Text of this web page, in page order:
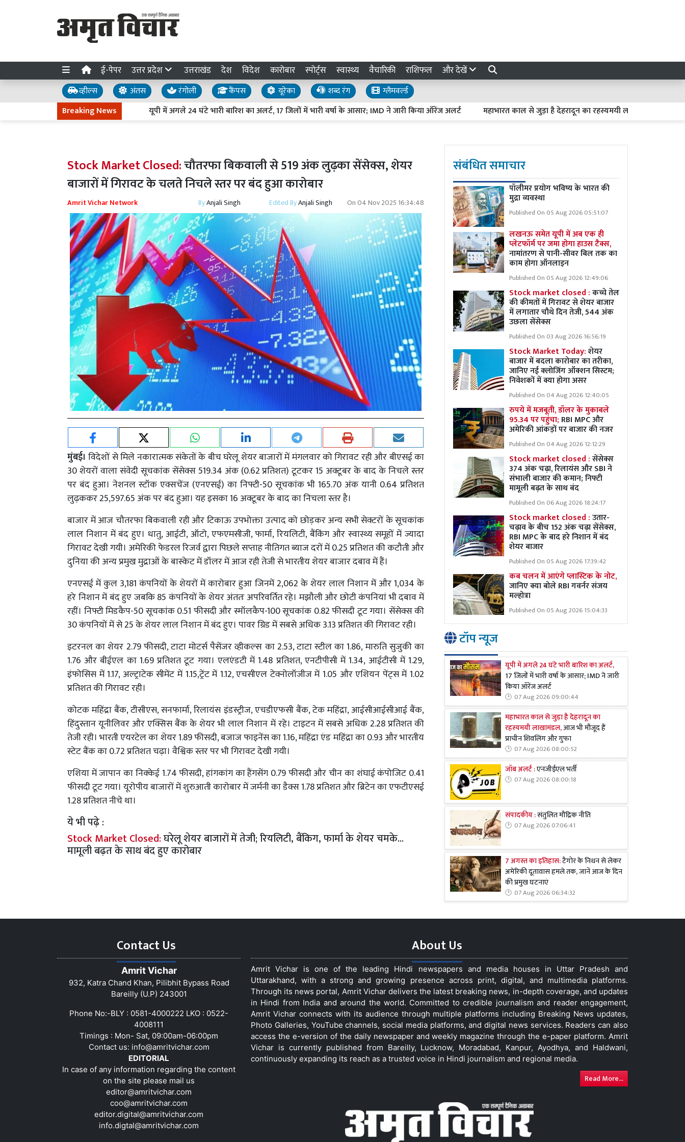
ई-पेपर उत्तर प्रदेश उत्तराखंड देश विदेश कारोबार स्पोर्ट्स स्वास्थ्य वैचारिकी राशिफल और देखें
व्हील्स अंतस रंगोली कैंपस यूरेका शब्द रंग
ग्लैमवर्ल्ड
Breaking News
यूपी में अगले 24 घंटे भारी बारिश का अलर्ट, 17 जिलों में भारी वर्षा के आसार; IMD ने जारी किया ऑरेंज अलर्ट महाभारत काल से जुड़ा है देहरादून का रहस्यमयी लाखामंडल, आज भी मौजूद
Stock Market Closed:चौतरफा बिकवाली से 519 अंक लुढ़का सेंसेक्स, शेयर
बाजारों में गिरावट के चलते निचले स्तर पर बंद हुआ कारोबार
Amrit Vichar Network ByAnjali Singh Edited ByAnjali Singh On04 Nov 2025 16:34:48
मुंबई।विदेशों से मिले नकारात्मक संकेतों के बीच घरेलू शेयर बाजारों में मंगलवार को गिरावट रही और बीएसई का
30 शेयरों वाला संवेदी सूचकांक सेंसेक्स 519.34 अंक (0.62 प्रतिशत) टूटकर 15 अक्टूबर के बाद के निचले स्तर
पर बंद हुआ। नेशनल स्टॉक एक्सचेंज (एनएसई) का निफ्टी-50 सूचकांक भी 165.70 अंक यानी 0.64 प्रतिशत
लुढ़ककर 25,597.65 अंक पर बंद हुआ। यह इसका 16 अक्टूबर के बाद का निचला स्तर है।
बाजार में आज चौतरफा बिकवाली रही और टिकाऊ उपभोक्ता उत्पाद को छोड़कर अन्य सभी सेक्टरों के सूचकांक
लाल निशान में बंद हुए। धातु, आईटी, ऑटो, एफएमसीजी, फार्मा, रियलिटी, बैंकिंग और स्वास्थ्य समूहों में ज्यादा
गिरावट देखी गयी। अमेरिकी फेडरल रिजर्व द्वारा पिछले सप्ताह नीतिगत ब्याज दरों में 0.25 प्रतिशत की कटौती और
दुनिया की अन्य प्रमुख मुद्राओं के बास्केट में डॉलर में आज रही तेजी से भारतीय शेयर बाजार दबाव में हैं।
एनएसई में कुल 3,181 कंपनियों के शेयरों में कारोबार हुआ जिनमें 2,062 के शेयर लाल निशान में और 1,034 के
हरे निशान में बंद हुए जबकि 85 कंपनियों के शेयर अंततः अपरिवर्तित रहे। मझौली और छोटी कंपनियां भी दबाव में
रहीं। निफ्टी मिडकैप-50 सूचकांक 0.51 फीसदी और स्मॉलकैप-100 सूचकांक 0.82 फीसदी टूट गया। सेंसेक्स की
30 कंपनियों में से 25 के शेयर लाल निशान में बंद हुए। पावर ग्रिड में सबसे अधिक 3.13 प्रतिशत की गिरावट रही।
इटरनल का शेयर 2.79 फीसदी, टाटा मोटर्स पैसेंजर व्हीकल्स का 2.53, टाटा स्टील का 1.86, मारुति सुजुकी का
1.76 और बीईएल का 1.69 प्रतिशत टूट गया। एलएंडटी में 1.48 प्रतिशत, एनटीपीसी में 1.34, आईटीसी में 1.29,
इंफोसिस में 1.17, अल्ट्राटेक सीमेंट में 1.15,ट्रेंट में 1.12, एचसीएल टेक्नोलॉजीज में 1.05 और एशियन पेंट्स में 1.02
प्रतिशत की गिरावट रही।
कोटक महिंद्रा बैंक, टीसीएस, सनफार्मा, रिलायंस इंडस्ट्रीज, एचडीएफसी बैंक, टेक महिंद्रा, आईसीआईसीआई बैंक,
हिंदुस्तान यूनीलिवर और एक्सिस बैंक के शेयर भी लाल निशान में रहे। टाइटन में सबसे अधिक 2.28 प्रतिशत की
तेजी रही। भारती एयरटेल का शेयर 1.89 फीसदी, बजाज फाइनेंस का 1.16, महिंद्रा एंड महिंद्रा का 0.93 और भारतीय
स्टेट बैंक का 0.72 प्रतिशत चढ़ा। वैश्विक स्तर पर भी गिरावट देखी गयी।
एशिया में जापान का निक्केई 1.74 फीसदी, हांगकांग का हैंगसेंग 0.79 फीसदी और चीन का शंघाई कंपोजिट 0.41
फीसदी टूट गया। यूरोपीय बाजारों में शुरुआती कारोबार में जर्मनी का डैक्स 1.78 प्रतिशत और ब्रिटेन का एफटीएसई
1.28 प्रतिशत नीचे था।
ये भी पढ़े :
Stock Market Closed:घरेलू शेयर बाजारों में तेजी; रियलिटी, बैंकिग, फार्मा के शेयर चमके...
मामूली बढ़त के साथ बंद हुए कारोबार
संबंधित समाचार
पॉलीमर प्रयोग भविष्य के भारत की
मुद्रा व्यवस्था
Published On 05 Aug 2026 05:51:07
लखनऊ समेत यूपी में अब एक ही
प्लेटफॉर्म पर जमा होगा हाउस टैक्स,
नामांतरण से पानी-सीवर बिल तक का
काम होगा ऑनलाइन
Published On 05 Aug 2026 12:49:06
Stock market closed :कच्चे तेल
की कीमतों में गिरावट से शेयर बाजार
में लगातार चौथे दिन तेजी, 544 अंक
उछला सेंसेक्स
Published On 03 Aug 2026 16:56:19
Stock Market Today:शेयर
बाजार में बदला कारोबार का तरीका,
जानिए नई क्लोजिंग ऑक्शन सिस्टम;
निवेशकों में क्या होगा असर
Published On 04 Aug 2026 12:40:05
रुपये में मजबूती, डॉलर के मुकाबले
95.34 पर पहुंचा; RBI MPC और
अमेरिकी आंकड़ों पर बाजार की नजर
Published On 04 Aug 2026 12:12:29
Stock market closed :सेंसेक्स
374 अंक चढ़ा, रिलायंस और SBI ने
संभाली बाजार की कमान; निफ्टी
मामूली बढ़त के साथ बंद
Published On 06 Aug 2026 18:24:17
Stock market closed :उतार-
चढ़ाव के बीच 152 अंक चढ़ा सेंसेक्स,
RBI MPC के बाद हरे निशान में बंद
शेयर बाजार
Published On 05 Aug 2026 17:39:42
कब चलन में आएंगे प्लास्टिक के नोट,
जानिए क्या बोले RBI गवर्नर संजय
मल्होत्रा
Published On 05 Aug 2026 15:04:33
टॉप न्यूज
यूपी में अगले 24 घंटे भारी बारिश का अलर्ट,
17 जिलों में भारी वर्षा के आसार; IMD ने जारी
किया ऑरेंज अलर्ट
07 Aug 2026 09:00:44
महाभारत काल से जुड़ा है देहरादून का
रहस्यमयी लाखामंडल,आज भी मौजूद हैं
प्राचीन शिवलिंग और गुफा
07 Aug 2026 08:00:52
जॉब अलर्ट :एनजीईएल भर्ती
07 Aug 2026 08:00:18
संपादकीय :संतुलित मौद्रिक नीति
07 Aug 2026 07:06:41
7 अगस्त का इतिहास:टैगोर के निधन से लेकर
अमेरिकी दूतावास हमले तक, जानें आज के दिन
की प्रमुख घटनाएं
07 Aug 2026 06:34:32
Contact Us
Amrit Vichar
932, Katra Chand Khan, Pilibhit Bypass Road
Bareilly (U.P) 243001
Phone No:-BLY : 0581-4000222 LKO : 0522-
4008111
Timings : Mon- Sat, 09:00am-06:00pm
Contact us: info@amritvichar.com
EDITORIAL
In case of any information regarding the content
on the site please mail us
editor@amritvichar.com
coo@amritvichar.com
editor.digital@amritvichar.com
info.digtal@amritvichar.com
About Us
Amrit Vichar is one of the leading Hindi newspapers and media houses in Uttar Pradesh and
Uttarakhand, with a strong and growing presence across print, digital, and multimedia platforms.
Through its news portal, Amrit Vichar delivers the latest breaking news, in-depth coverage, and updates
in Hindi from India and around the world. Committed to credible journalism and reader engagement,
Amrit Vichar connects with its audience through multiple platforms including Breaking News updates,
Photo Galleries, YouTube channels, social media platforms, and digital news services. Readers can also
access the e-version of the daily newspaper and weekly magazine through the e-paper platform. Amrit
Vichar is currently published from Bareilly, Lucknow, Moradabad, Kanpur, Ayodhya, and Haldwani,
continuously expanding its reach as a trusted voice in Hindi journalism and regional media.
Read More...